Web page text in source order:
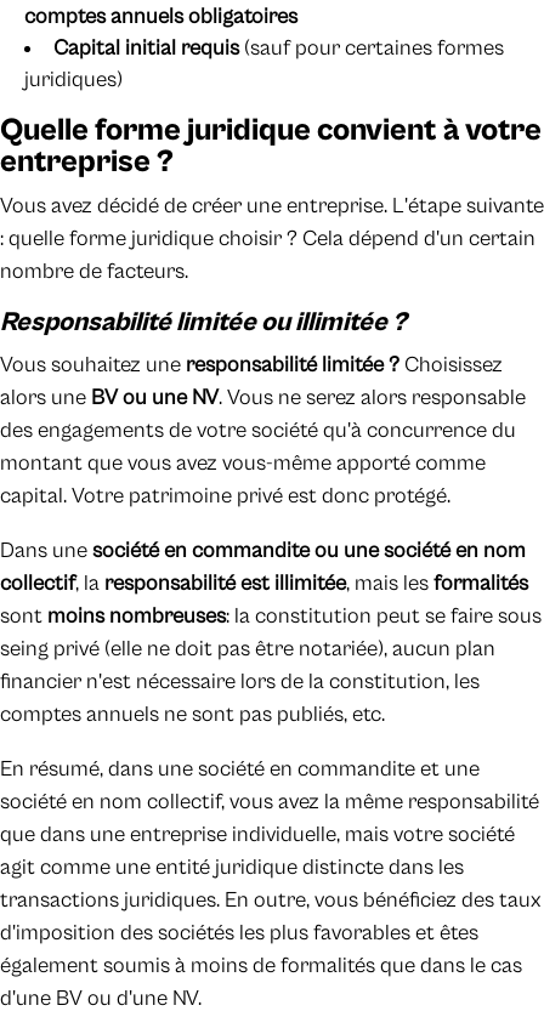
comptes annuels obligatoires
Capital initial requis(sauf pour certaines formes
juridiques)
Quelle forme juridique convient à votre
entreprise ?
Vous avez décidé de créer une entreprise. L'étape suivante
: quelle forme juridique choisir ? Cela dépend d'un certain
nombre de facteurs.
Responsabilité limitée ou illimitée ?
Vous souhaitez une responsabilité limitée ? Choisissez
alors une BV ou une NV. Vous ne serez alors responsable
des engagements de votre société qu'à concurrence du
montant que vous avez vous-même apporté comme
capital. Votre patrimoine privé est donc protégé.
Dans unesociété en commandite ou une société en nom
collectif, la responsabilité est illimitée, mais lesformalités
sont moins nombreuses: la constitution peut se faire sous
seing privé (elle ne doit pas être notariée), aucun plan
financier n'est nécessaire lors de la constitution, les
comptes annuels ne sont pas publiés, etc.
En résumé, dans une société en commandite et une
société en nom collectif, vous avez la même responsabilité
que dans une entreprise individuelle, mais votre société
agit comme une entité juridique distincte dans les
transactions juridiques. En outre, vous bénéficiez des taux
d'imposition des sociétés les plus favorables et êtes
également soumis à moins de formalités que dans le cas
d'une BV ou d'une NV.